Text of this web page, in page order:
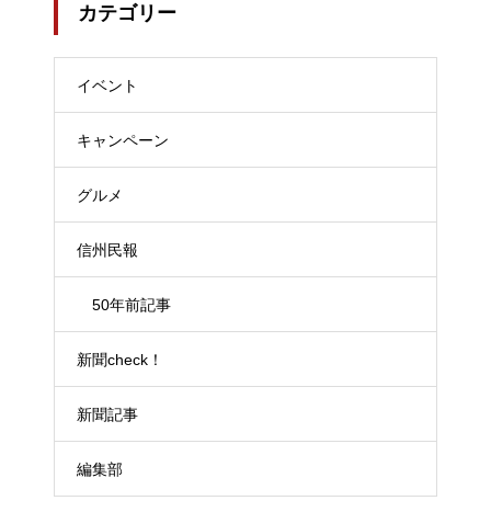
カテゴリー
イベント
キャンペーン
グルメ
信州民報
50年前記事
新聞check！
新聞記事
編集部